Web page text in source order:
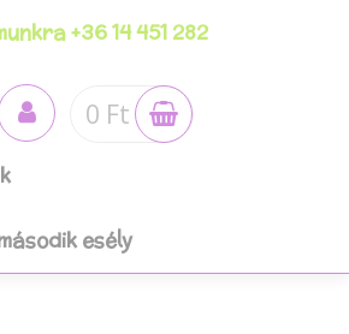
+36 14 451 282
0 Ft
esély